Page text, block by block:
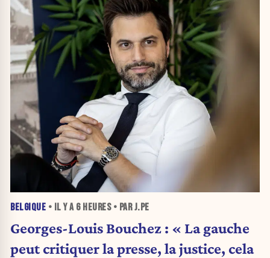
BELGIQUE • IL Y A 6 HEURES• PAR J.PE
Georges-Louis Bouchez : « La gauche
peut critiquer la presse, la justice, cela